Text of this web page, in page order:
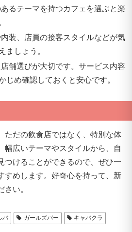
るテーマを持つカフェを選ぶと楽
装、店員の接客スタイルなどが気
ましょう。
舗選びが大切です。サービス内容
じめ確認しておくと安心です。
ただの飲食店ではなく、特別な体
幅広いテーマやスタイルから、自
つけることができるので、ぜひ一
すめします。好奇心を持って、新
さい。
バ ガールズバー キャバクラ